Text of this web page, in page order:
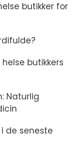
butikker for
butikkers
Naturlig
de seneste